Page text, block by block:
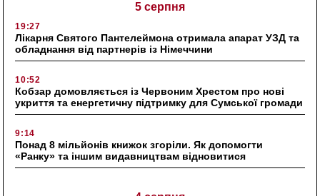
5 серпня
19:27
Лікарня Святого Пантелеймона отримала апарат УЗД та
обладнання від партнерів із Німеччини
10:52
Кобзар домовляється із Червоним Хрестом про нові
укриття та енергетичну підтримку для Сумської громади
9:14
Понад 8 мільйонів книжок згоріли. Як допомогти
«Ранку» та іншим видавництвам відновитися